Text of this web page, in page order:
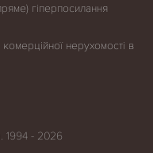
гіперпосилання
комерційної нерухомості в
1994 - 2026